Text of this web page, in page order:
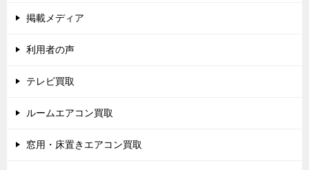
掲載メディア
利用者の声
テレビ買取
ルームエアコン買取
窓用・床置きエアコン買取